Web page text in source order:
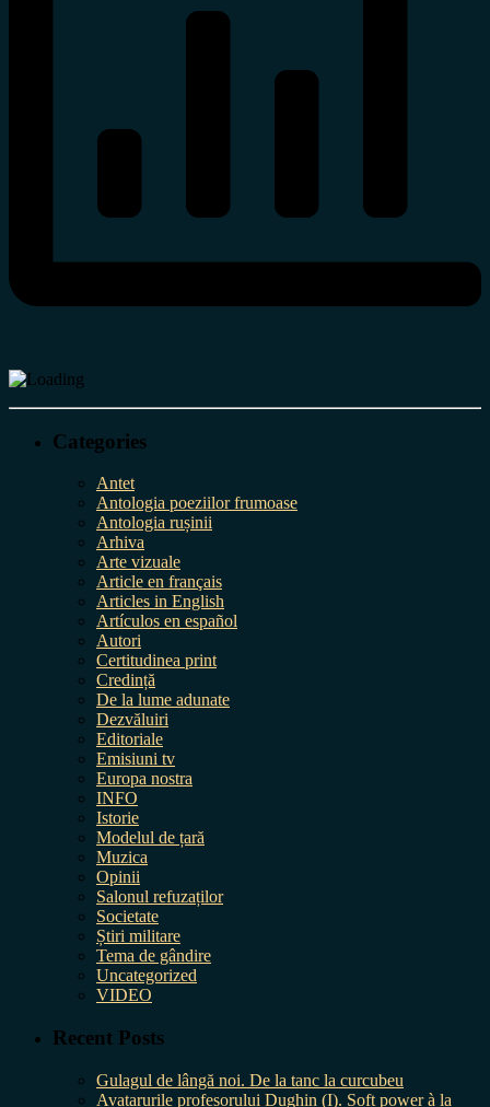
Categories
Antet
Antologia poeziilor frumoase
Antologia rușinii
Arhiva
Arte vizuale
Article en français
Articles in English
Artículos en español
Autori
Certitudinea print
Credință
De la lume adunate
Dezvăluiri
Editoriale
Emisiuni tv
Europa nostra
INFO
Istorie
Modelul de țară
Muzica
Opinii
Salonul refuzaților
Societate
Știri militare
Tema de gândire
Uncategorized
VIDEO
Recent Posts
Gulagul de lângă noi. De la tanc la curcubeu
Avatarurile profesorului Dughin (I). Soft power à la